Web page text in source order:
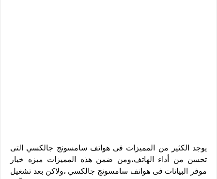
يوجد الكثير من المميزات فى هواتف سامسونج جالكسي التى
تحسن من أداء الهاتف،ومن ضمن هذه المميزات ميزه خيار
موفر البيانات فى هواتف سامسونج جالكسي ،ولاكن بعد تشغيل